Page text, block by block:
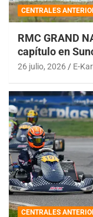
CENTRALES
RMC GRAND
capítulo en
26 julio, 2026 E-
CENTRALES